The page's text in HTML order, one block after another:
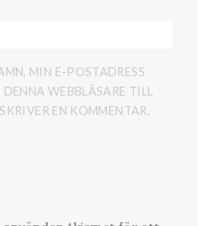
MIN E-POSTADRESS
WEBBLÄSARE TILL
EN KOMMENTAR.